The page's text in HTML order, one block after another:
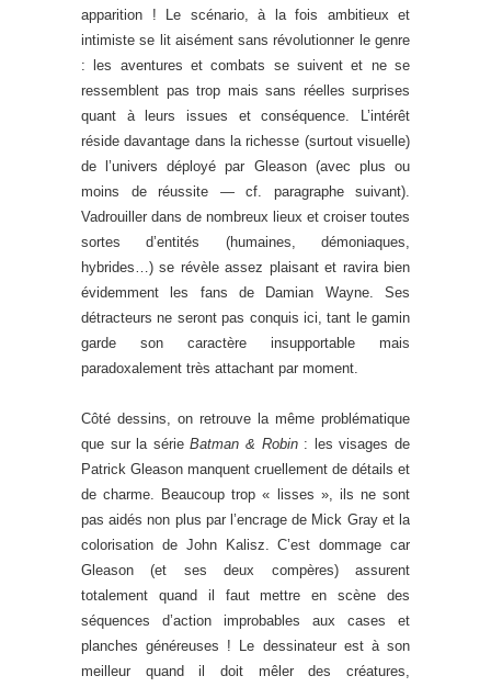
apparition ! Le scénario, à la fois ambitieux et
intimiste se lit aisément sans révolutionner le genre
: les aventures et combats se suivent et ne se
ressemblent pas trop mais sans réelles surprises
quant à leurs issues et conséquence. L’intérêt
réside davantage dans la richesse (surtout visuelle)
de l’univers déployé par Gleason (avec plus ou
moins de réussite — cf. paragraphe suivant).
Vadrouiller dans de nombreux lieux et croiser toutes
sortes d’entités (humaines, démoniaques,
hybrides…) se révèle assez plaisant et ravira bien
évidemment les fans de Damian Wayne. Ses
détracteurs ne seront pas conquis ici, tant le gamin
garde son caractère insupportable mais
paradoxalement très attachant par moment.
Côté dessins, on retrouve la même problématique
que sur la sérieBatman & Robin: les visages de
Patrick Gleason manquent cruellement de détails et
de charme. Beaucoup trop « lisses », ils ne sont
pas aidés non plus par l’encrage de Mick Gray et la
colorisation de John Kalisz. C’est dommage car
Gleason (et ses deux compères) assurent
totalement quand il faut mettre en scène des
séquences d’action improbables aux cases et
planches généreuses ! Le dessinateur est à son
meilleur quand il doit mêler des créatures,